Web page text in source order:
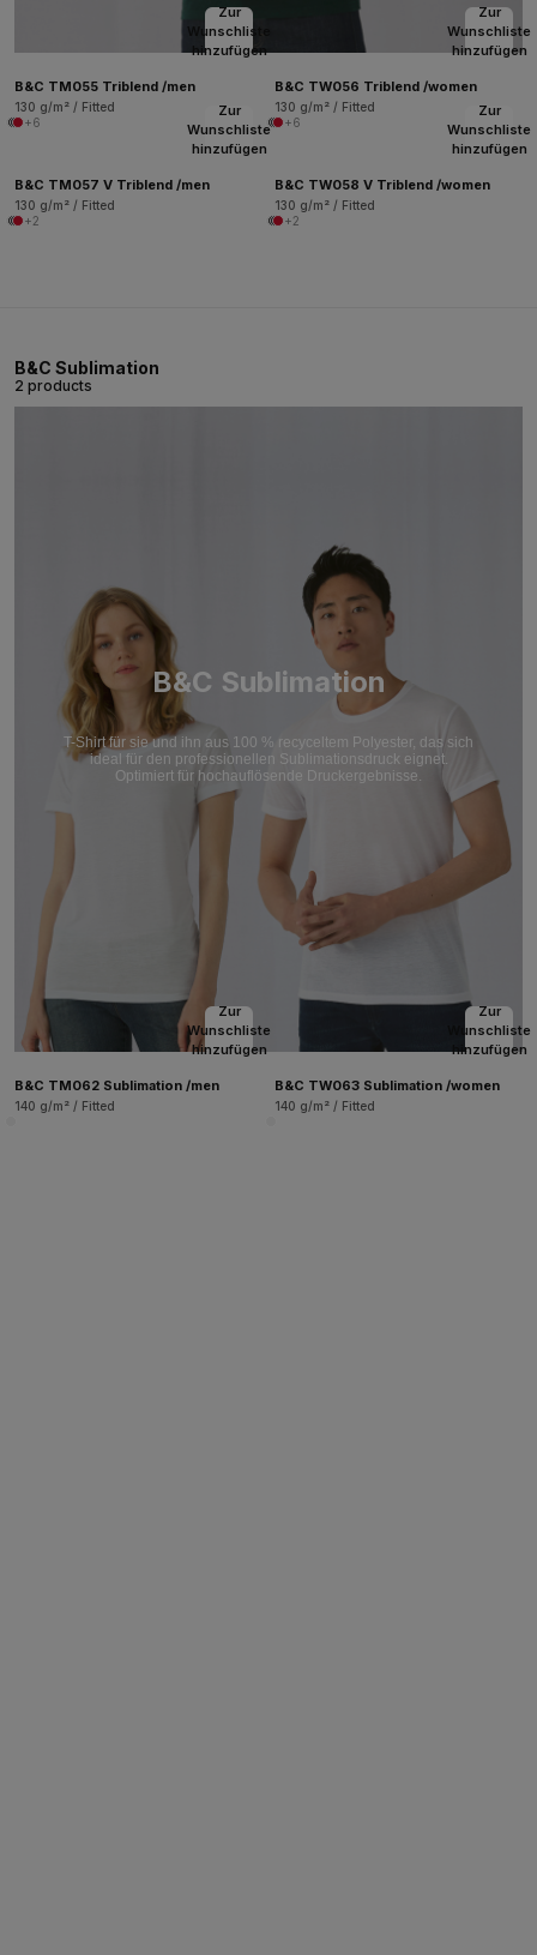
Zur
Wunschliste
hinzufügen
B&C TM055 Triblend /men
130 g/m² / Fitted
+6
Zur
Wunschliste
hinzufügen
B&C TW056 Triblend /women
130 g/m² / Fitted
+6
Zur
Wunschliste
hinzufügen
B&C TM057 V Triblend /men
130 g/m² / Fitted
+2
Zur
Wunschliste
hinzufügen
B&C TW058 V Triblend /women
130 g/m² / Fitted
+2
B&C Sublimation
2 products
B&C Sublimation
T-Shirt für sie und ihn aus 100 % recyceltem Polyester, das sich
ideal für den professionellen Sublimationsdruck eignet.
Optimiert für hochauflösende Druckergebnisse.
Zur
Wunschliste
hinzufügen
B&C TM062 Sublimation /men
140 g/m² / Fitted
Zur
Wunschliste
hinzufügen
B&C TW063 Sublimation /women
140 g/m² / Fitted